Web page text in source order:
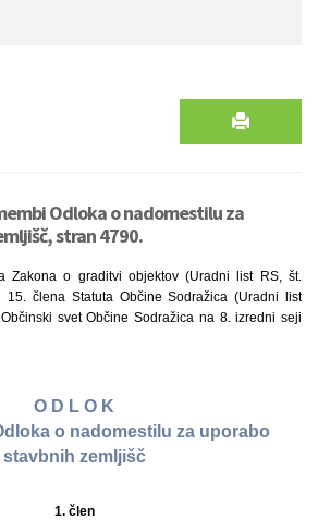
Odloka o nadomestilu za
stran 4790.
Zakona o graditvi objektov (Uradni list RS, št.
člena Statuta Občine Sodražica (Uradni list
svet Občine Sodražica na 8. izredni seji
O D L O K
o nadomestilu za uporabo
stavbnih zemljišč
1. člen